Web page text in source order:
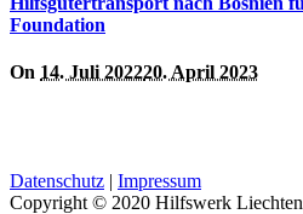
Foundation
On 14. Juli 202220. April 2023
Datenschutz | Impressum
Copyright © 2020 Hilfswerk